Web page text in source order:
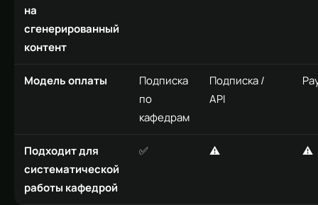
на
сгенерированный
контент
Модель оплаты
Подписка
по
кафедрам
Подписка /
API
Подходит для
систематической
работы кафедрой
✅ ⚠️ ⚠️